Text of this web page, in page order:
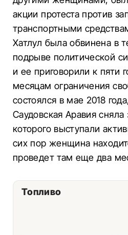
акции протеста против
транспортными
Хатлул была обвинена в
подрыве политической
и ее приговорили к пяти
месяцам ограничения
состоялся в мае 2018
Саудовская Аравия сняла
которого выступали
сих пор женщина
проведет там еще два
Топливо